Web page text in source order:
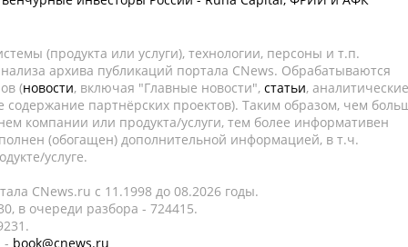
(продукта или услуги), технологии, персоны и т.п.
архива публикаций портала CNews. Обрабатываются
(новости, включая "Главные новости", статьи, аналитические
партнёрских проектов). Таким образом, чем
компании или продукта/услуги, тем более информативен
(обогащен) дополнительной информацией, в т.ч.
услуге.
CNews.ru c 11.1998 до 08.2026 годы.
в очереди разбора - 724415.
- book@cnews.ru